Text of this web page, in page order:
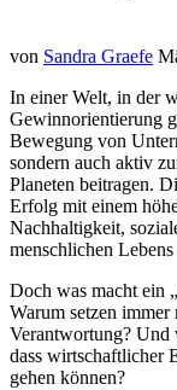
von Sandra Graefe
In einer Welt, in der
Gewinnorientierung
Bewegung von
sondern auch aktiv
Planeten beitragen.
Erfolg mit einem
Nachhaltigkeit,
menschlichen
Doch was macht ein
Warum setzen
Verantwortung? Und
dass wirtschaftlicher
gehen können?